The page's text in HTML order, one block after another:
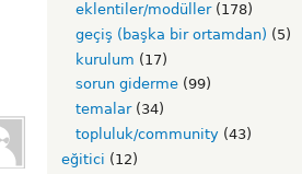
eklentiler/modüller(178)
geçiş (başka bir ortamdan) (5)
kurulum (17)
sorun giderme (99)
temalar(34)
topluluk/community (43)
eğitici (12)